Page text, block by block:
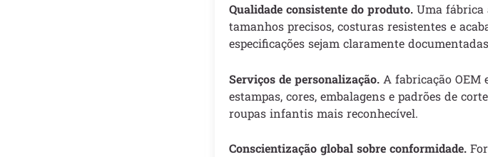
Qualidade consistente do produto.Uma fábrica
tamanhos precisos, costuras resistentes e
especificações sejam claramente
Serviços de personalização.A fabricação OEM
estampas, cores, embalagens e padrões de
roupas infantis mais reconhecível.
Conscientização global sobre conformidade.